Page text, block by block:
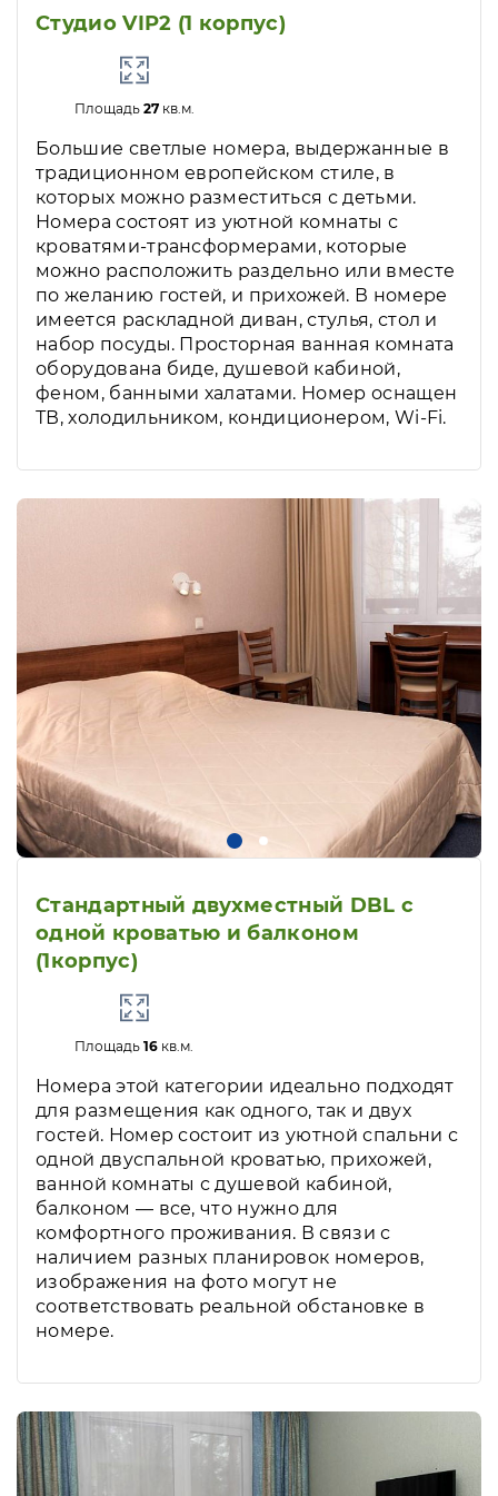
Студио VIP2 (1 корпус)
Площадь 27кв.м.
Большие светлые номера, выдержанные в
традиционном европейском стиле, в
которых можно разместиться с детьми.
Номера состоят из уютной комнаты с
кроватями-трансформерами, которые
можно расположить раздельно или вместе
по желанию гостей, и прихожей. В номере
имеется раскладной диван, стулья, стол и
набор посуды. Просторная ванная комната
оборудована биде, душевой кабиной,
феном, банными халатами. Номер оснащен
ТВ, холодильником, кондиционером, Wi-Fi.
Стандартный двухместный DBL с
одной кроватью и балконом
(1корпус)
Площадь16 кв.м.
Номера этой категории идеально подходят
для размещения как одного, так и двух
гостей. Номер состоит из уютной спальни с
одной двуспальной кроватью, прихожей,
ванной комнаты с душевой кабиной,
балконом — все, что нужно для
комфортного проживания. В связи с
наличием разных планировок номеров,
изображения на фото могут не
соответствовать реальной обстановке в
номере.